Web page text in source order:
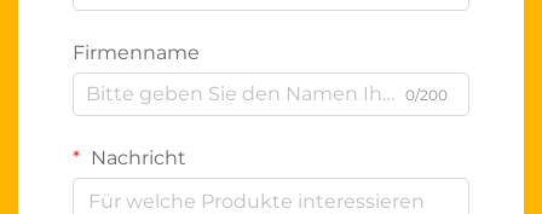
Firmenname
0/200
Nachricht